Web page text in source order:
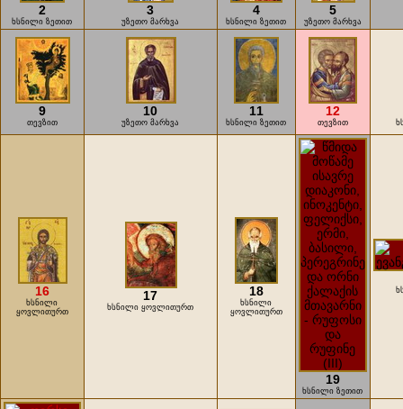
2
ხსნილი ზეთით
3
უზეთო მარხვა
4
ხსნილი ზეთით
5
უზეთო მარხვა
9
თევზით
10
უზეთო მარხვა
11
ხსნილი ზეთით
12
თევზით
16
ხსნილი
ყოვლითურთ
17
ხსნილი ყოვლითურთ
18
ხსნილი
ყოვლითურთ
19
ხსნილი ზეთით